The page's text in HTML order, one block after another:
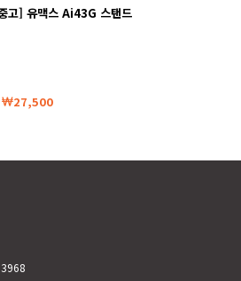
고] 유맥스 Ai43G 스탠드
27,500